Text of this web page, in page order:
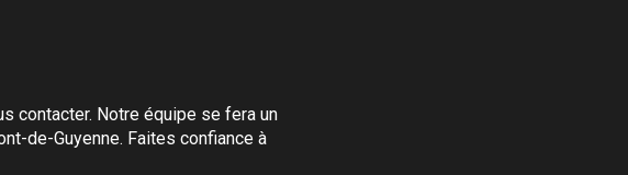
contacter. Notre équipe se fera un
de-Guyenne. Faites confiance à